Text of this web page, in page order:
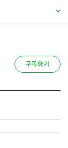
구독하기